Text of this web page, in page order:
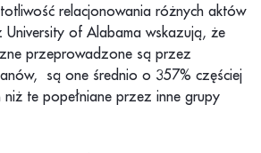
relacjonowania różnych aktów
University of Alabama wskazują, że
przeprowadzone są przez
są one średnio o 357% częściej
niż te popełniane przez inne grupy